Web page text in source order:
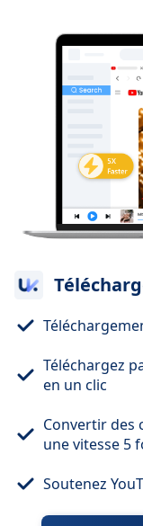
Téléchargez
en un clic
Convertir des
une vitesse 5
Soutenez